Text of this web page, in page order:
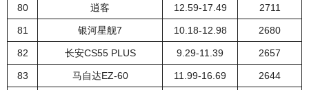
80 逍客 12.59-17.49 2711
81 银河星舰7 10.18-12.98 2680
82 长安CS55 PLUS 9.29-11.39 2657
83 马自达EZ-60 11.99-16.69 2644